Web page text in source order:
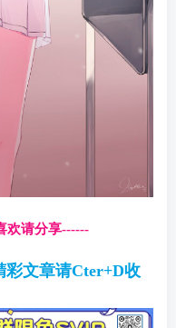
欢请分享------
彩文章请Cter+D收